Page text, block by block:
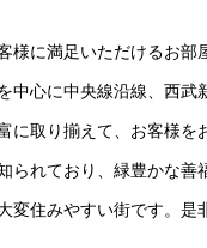
様に満足いただけるお部
中心に中央線沿線、西武
に取り揃えて、お客様を
られており、緑豊かな善
変住みやすい街です。是